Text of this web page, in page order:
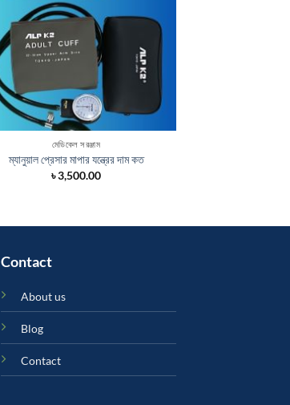
মেডিকেল সরঞ্জাম
ম্যানুয়াল প্রেসার মাপার যন্ত্রের দাম কত
৳3,500.00
Contact
About us
Blog
Contact